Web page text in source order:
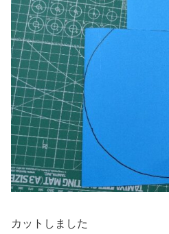
カットしました